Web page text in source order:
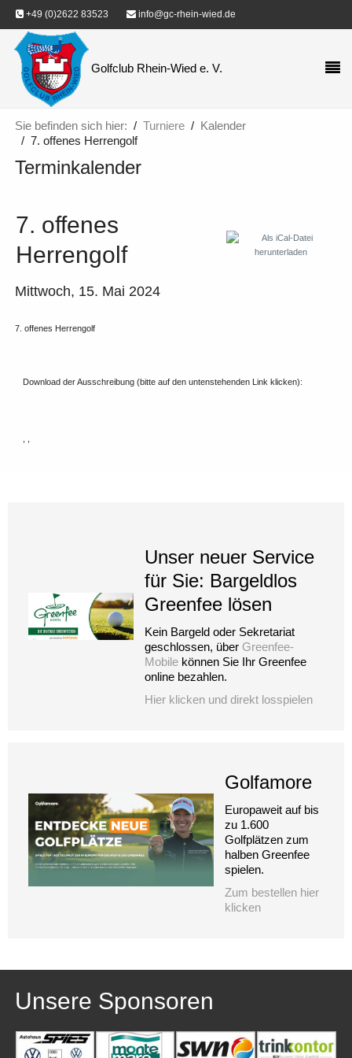
+49 (0)2622 83523 info@gc-rhein-wied.de
Golfclub Rhein-Wied e. V.
Sie befinden sich hier: Turniere
Kalender
7. offenes Herrengolf
Terminkalender
7. offenes
Herrengolf
Mittwoch, 15. Mai 2024
7. offenes Herrengolf
Download der Ausschreibung (bitte auf den untenstehenden Link klicken):
, ,
Unser neuer Service
für Sie: Bargeldlos
Greenfee lösen
Kein Bargeld oder Sekretariat
geschlossen, über Greenfee-
Mobile können Sie Ihr Greenfee
online bezahlen.
Hier klicken und direkt losspielen
Golfamore
Europaweit auf bis
zu 1.600
Golfplätzen zum
halben Greenfee
spielen.
Zum bestellen hier
klicken
Unsere Sponsoren